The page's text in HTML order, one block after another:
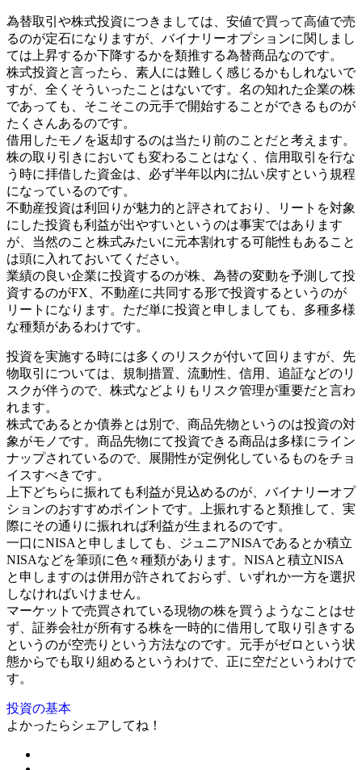
為替取引や株式投資につきましては、安値で買って高値で売
るのが定石になりますが、バイナリーオプションに関しまし
ては上昇するか下降するかを類推する為替商品なのです。
株式投資と言ったら、素人には難しく感じるかもしれないで
すが、全くそういったことはないです。名の知れた企業の株
であっても、そこそこの元手で開始することができるものが
たくさんあるのです。
借用したモノを返却するのは当たり前のことだと考えます。
株の取り引きにおいても変わることはなく、信用取引を行な
う時に拝借した資金は、必ず半年以内に払い戻すという規程
になっているのです。
不動産投資は利回りが魅力的と評されており、リートを対象
にした投資も利益が出やすいというのは事実ではあります
が、当然のこと株式みたいに元本割れする可能性もあること
は頭に入れておいてください。
業績の良い企業に投資するのが株、為替の変動を予測して投
資するのがFX、不動産に共同する形で投資するというのが
リートになります。ただ単に投資と申しましても、多種多様
な種類があるわけです。
投資を実施する時には多くのリスクが付いて回りますが、先
物取引については、規制措置、流動性、信用、追証などのリ
スクが伴うので、株式などよりもリスク管理が重要だと言わ
れます。
株式であるとか債券とは別で、商品先物というのは投資の対
象がモノです。商品先物にて投資できる商品は多様にライン
ナップされているので、展開性が定例化しているものをチョ
イスすべきです。
上下どちらに振れても利益が見込めるのが、バイナリーオプ
ションのおすすめポイントです。上振れすると類推して、実
際にその通りに振れれば利益が生まれるのです。
一口にNISAと申しましても、ジュニアNISAであるとか積立
NISAなどを筆頭に色々種類があります。NISAと積立NISA
と申しますのは併用が許されておらず、いずれか一方を選択
しなければいけません。
マーケットで売買されている現物の株を買うようなことはせ
ず、証券会社が所有する株を一時的に借用して取り引きする
というのが空売りという方法なのです。元手がゼロという状
態からでも取り組めるというわけで、正に空だというわけで
す。
投資の基本
よかったらシェアしてね！